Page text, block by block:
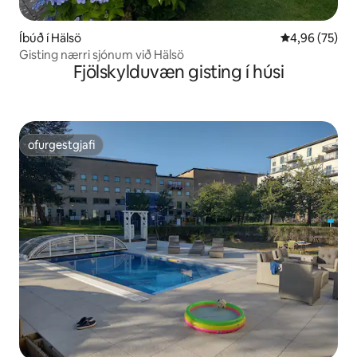
Íbúð í Hälsö 4,96 af 5 í
4,96 (75)
Gisting nærri sjónum við Hälsö
Fjölskylduvæn gisting í húsi
ofurgestgjafi
ofurgestgjafi